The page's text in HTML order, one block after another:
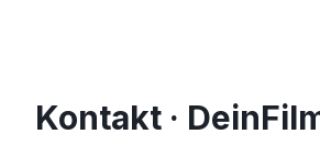
Kontakt ·